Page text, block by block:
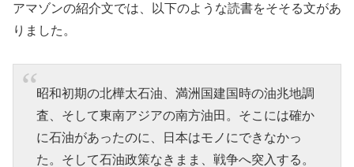
アマゾンの紹介文では、以下のような読書をそそる文があ
りました。
昭和初期の北樺太石油、満洲国建国時の油兆地調
査、そして東南アジアの南方油田。そこには確か
に石油があったのに、日本はモノにできなかっ
た。そして石油政策なきまま、戦争へ突入する。